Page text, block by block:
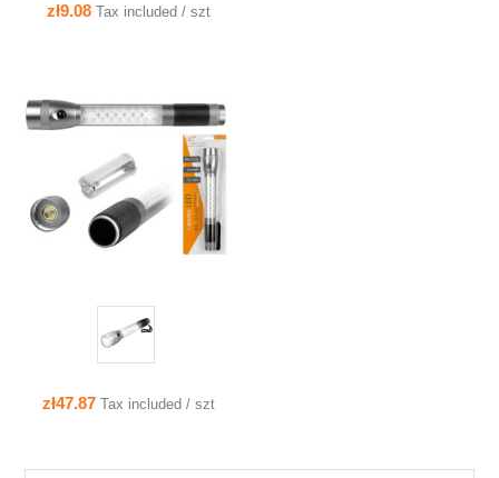
zł9.08 Tax included / szt
QUICK VIEW
zł47.87 Tax included / szt